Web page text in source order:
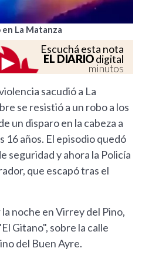
La Matanza
Escuchá esta nota
EL DIARIOdigital
minutos
sacudió a La
se resistió a un robo a los
un disparo en la cabeza a
16 años. El episodio quedó
seguridad y ahora la Policía
que escapó tras el
noche en Virrey del Pino,
Gitano", sobre la calle
del Buen Ayre.